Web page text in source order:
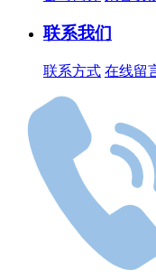
联系我们
联系方式 在线留